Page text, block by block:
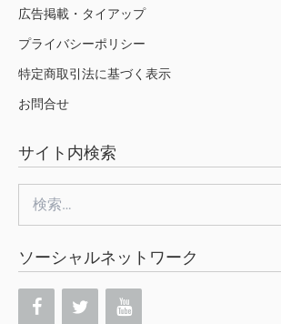
広告掲載・タイアップ
プライバシーポリシー
特定商取引法に基づく表示
お問合せ
サイト内検索
ソーシャルネットワーク